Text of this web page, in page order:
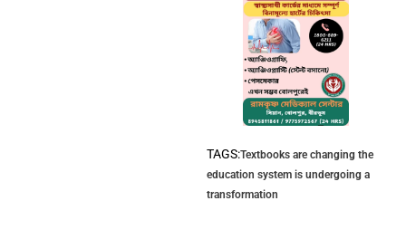
TAGS:Textbooks are changing the
education system is undergoing a
transformation